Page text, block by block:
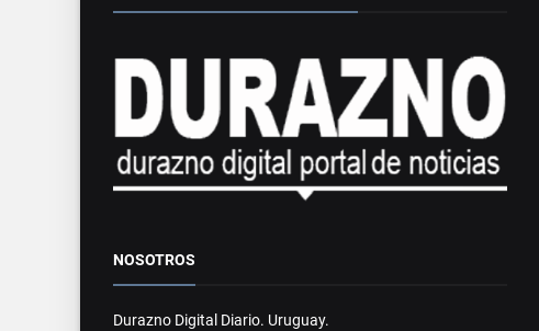
NOSOTROS
Durazno Digital Diario. Uruguay.